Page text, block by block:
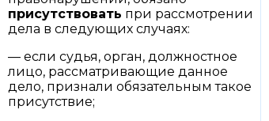
присутствовать при рассмотрении
дела в следующих случаях:
— если судья, орган, должностное
лицо, рассматривающие данное
дело, признали обязательным такое
присутствие;